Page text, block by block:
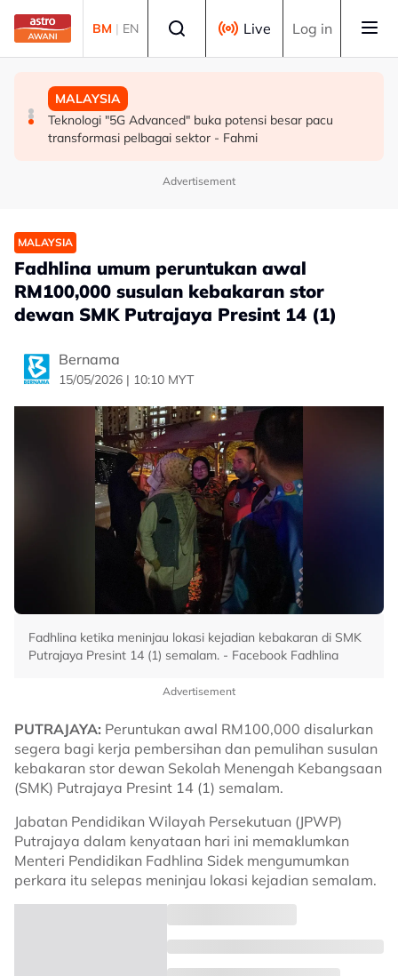
Skip to main content
BM | EN Live Log in
SUKAN
Mohamed Salah sertai Trabzonspor, terima €17 juta
semusim
MALAYSIA
Berita tempatan pilihan sepanjang hari ini
MALAYSIA
Teknologi "5G Advanced" buka potensi besar pacu
transformasi pelbagai sektor - Fahmi
Advertisement
MALAYSIA
Fadhlina umum peruntukan awal
RM100,000 susulan kebakaran stor
dewan SMK Putrajaya Presint 14 (1)
Bernama
15/05/2026 | 10:10 MYT
Fadhlina ketika meninjau lokasi kejadian kebakaran di SMK
Putrajaya Presint 14 (1) semalam. - Facebook Fadhlina
Advertisement
PUTRAJAYA: Peruntukan awal RM100,000 disalurkan
segera bagi kerja pembersihan dan pemulihan susulan
kebakaran stor dewan Sekolah Menengah Kebangsaan
(SMK) Putrajaya Presint 14 (1) semalam.
Jabatan Pendidikan Wilayah Persekutuan (JPWP)
Putrajaya dalam kenyataan hari ini memaklumkan
Menteri Pendidikan Fadhlina Sidek mengumumkan
perkara itu selepas meninjau lokasi kejadian semalam.